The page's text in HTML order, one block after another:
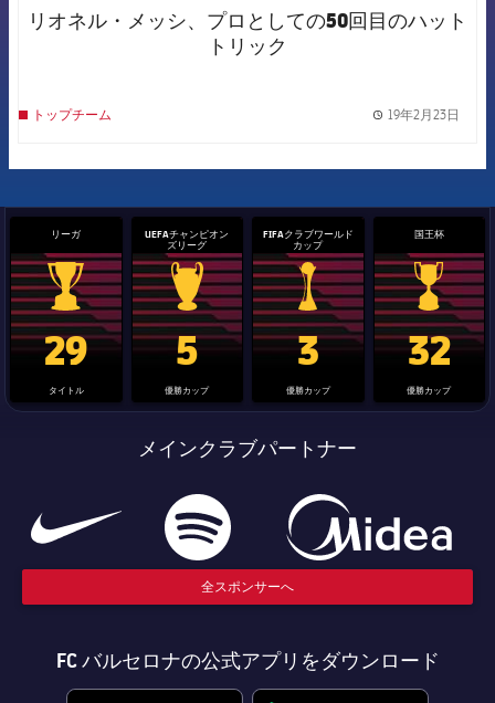
リオネル・メッシ、プロとしての50回目のハット
トリック
トップチーム 19年2月23日
リーガ
La Liga trophy
29
タイトル
UEFAチャンピオン
ズリーグ
Champions League trophy
5
優勝カップ
FIFAクラブワールド
カップ
label.aria.clubworldcup
3
優勝カップ
国王杯
国王杯
32
優勝カップ
メインクラブパートナー
全スポンサーへ
FC バルセロナの公式アプリをダウンロード